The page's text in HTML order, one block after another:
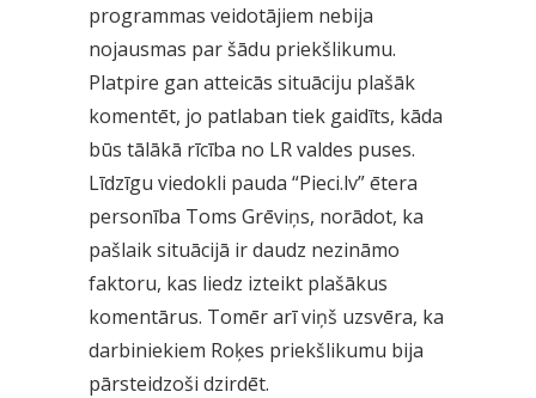
programmas veidotājiem nebija
nojausmas par šādu priekšlikumu.
Platpire gan atteicās situāciju plašāk
komentēt, jo patlaban tiek gaidīts, kāda
būs tālākā rīcība no LR valdes puses.
Līdzīgu viedokli pauda “Pieci.lv” ētera
personība Toms Grēviņs, norādot, ka
pašlaik situācijā ir daudz nezināmo
faktoru, kas liedz izteikt plašākus
komentārus. Tomēr arī viņš uzsvēra, ka
darbiniekiem Roķes priekšlikumu bija
pārsteidzoši dzirdēt.